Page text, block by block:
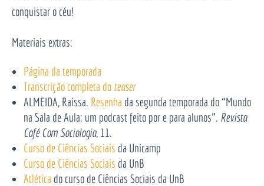
conquistar o céu!
Materiais extras:
Página da temporada
Transcrição completa do teaser
ALMEIDA, Raissa. Resenha da segunda temporada do “Mundo
na Sala de Aula: um podcast feito por e para alunos”. Revista
Café Com Sociologia, 11.
Curso de Ciências Sociais da Unicamp
Curso de Ciências Sociais da UnB
Atlética do curso de Ciências Sociais da UnB